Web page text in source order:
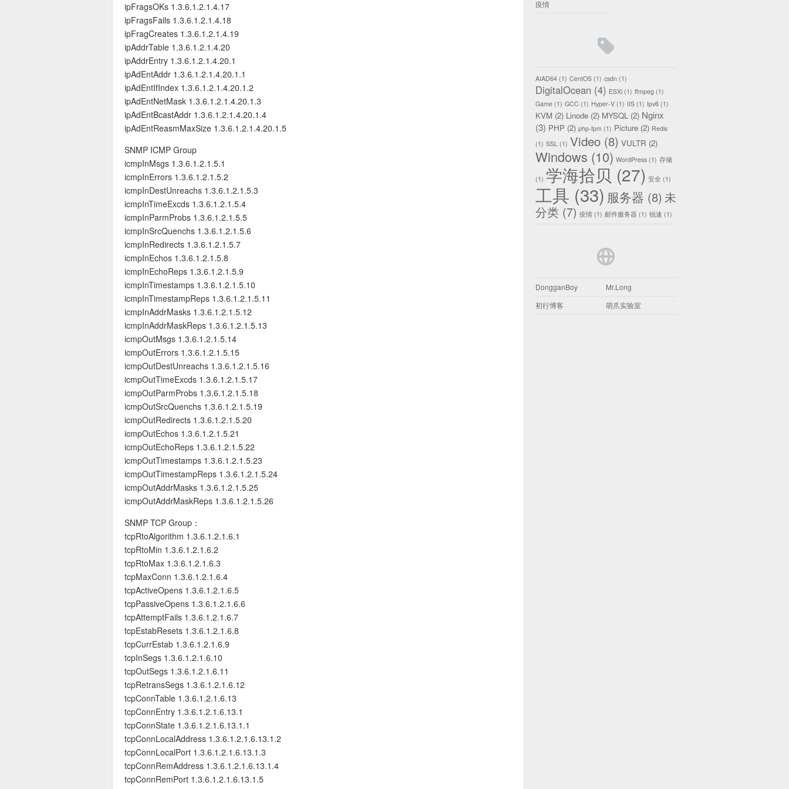
ipFragsOKs 1.3.6.1.2.1.4.17
ipFragsFails 1.3.6.1.2.1.4.18
ipFragCreates 1.3.6.1.2.1.4.19
ipAddrTable 1.3.6.1.2.1.4.20
ipAddrEntry 1.3.6.1.2.1.4.20.1
ipAdEntAddr 1.3.6.1.2.1.4.20.1.1
ipAdEntIfIndex 1.3.6.1.2.1.4.20.1.2
ipAdEntNetMask 1.3.6.1.2.1.4.20.1.3
ipAdEntBcastAddr 1.3.6.1.2.1.4.20.1.4
ipAdEntReasmMaxSize 1.3.6.1.2.1.4.20.1.5
SNMP ICMP Group
icmpInMsgs 1.3.6.1.2.1.5.1
icmpInErrors 1.3.6.1.2.1.5.2
icmpInDestUnreachs 1.3.6.1.2.1.5.3
icmpInTimeExcds 1.3.6.1.2.1.5.4
icmpInParmProbs 1.3.6.1.2.1.5.5
icmpInSrcQuenchs 1.3.6.1.2.1.5.6
icmpInRedirects 1.3.6.1.2.1.5.7
icmpInEchos 1.3.6.1.2.1.5.8
icmpInEchoReps 1.3.6.1.2.1.5.9
icmpInTimestamps 1.3.6.1.2.1.5.10
icmpInTimestampReps 1.3.6.1.2.1.5.11
icmpInAddrMasks 1.3.6.1.2.1.5.12
icmpInAddrMaskReps 1.3.6.1.2.1.5.13
icmpOutMsgs 1.3.6.1.2.1.5.14
icmpOutErrors 1.3.6.1.2.1.5.15
icmpOutDestUnreachs 1.3.6.1.2.1.5.16
icmpOutTimeExcds 1.3.6.1.2.1.5.17
icmpOutParmProbs 1.3.6.1.2.1.5.18
icmpOutSrcQuenchs 1.3.6.1.2.1.5.19
icmpOutRedirects 1.3.6.1.2.1.5.20
icmpOutEchos 1.3.6.1.2.1.5.21
icmpOutEchoReps 1.3.6.1.2.1.5.22
icmpOutTimestamps 1.3.6.1.2.1.5.23
icmpOutTimestampReps 1.3.6.1.2.1.5.24
icmpOutAddrMasks 1.3.6.1.2.1.5.25
icmpOutAddrMaskReps 1.3.6.1.2.1.5.26
SNMP TCP Group：
tcpRtoAlgorithm 1.3.6.1.2.1.6.1
tcpRtoMin 1.3.6.1.2.1.6.2
tcpRtoMax 1.3.6.1.2.1.6.3
tcpMaxConn 1.3.6.1.2.1.6.4
tcpActiveOpens 1.3.6.1.2.1.6.5
tcpPassiveOpens 1.3.6.1.2.1.6.6
tcpAttemptFails 1.3.6.1.2.1.6.7
tcpEstabResets 1.3.6.1.2.1.6.8
tcpCurrEstab 1.3.6.1.2.1.6.9
tcpInSegs 1.3.6.1.2.1.6.10
tcpOutSegs 1.3.6.1.2.1.6.11
tcpRetransSegs 1.3.6.1.2.1.6.12
tcpConnTable 1.3.6.1.2.1.6.13
tcpConnEntry 1.3.6.1.2.1.6.13.1
tcpConnState 1.3.6.1.2.1.6.13.1.1
tcpConnLocalAddress 1.3.6.1.2.1.6.13.1.2
tcpConnLocalPort 1.3.6.1.2.1.6.13.1.3
tcpConnRemAddress 1.3.6.1.2.1.6.13.1.4
tcpConnRemPort 1.3.6.1.2.1.6.13.1.5
疫情
标签
AIAD64 (1) CentOS (1) csdn (1)
DigitalOcean (4) ESXi (1) ffmpeg (1)
Game (1) GCC (1) Hyper-V (1) IIS (1) Ipv6 (1)
KVM (2) Linode (2) MYSQL (2) Nginx
(3) PHP (2) php-fpm (1) Picture (2) Redis
(1) SSL (1) Video (8) VULTR (2)
Windows (10) WordPress (1) 存储
(1) 学海拾贝 (27) 安全 (1)
工具 (33) 服务器 (8)未
分类 (7) 疫情 (1) 邮件服务器 (1) 锐速 (1)
书签
DongganBoy
Mr.Long
初行博客
萌爪实验室